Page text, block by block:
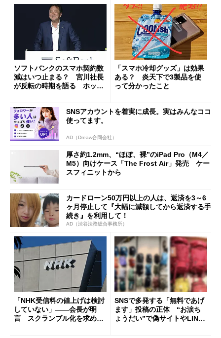
ソフトバンクのスマホ契約数
減はいつ止まる？ 宮川社長
が反転の時期を語る ホッピ
「スマホ冷却グッズ」は効果
ある？ 炎天下で3製品を使
って分かったこと
SNSアカウントを着実に成長。実はみんなココ
使ってます。
AD（Dreaw合同会社）
厚さ約1.2mm、“ほぼ、裸”のiPad Pro（M4／
M5）向けケース「The Frost Air」発売 ケー
スフィニットから
カードローン50万円以上の人は、返済を3～6
ヶ月停止して『大幅に減額してから返済する手
続き』を利用して！
AD（渋谷法務総合事務所）
「NHK受信料の値上げは検討
していない」――会長が明
言 スクランブル化を求める
SNSで多発する「無料であげ
ます」投稿の正体 “お涙ち
ょうだい”で偽サイトやLINE